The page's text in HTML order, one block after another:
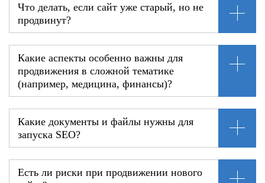
Что делать, если сайт уже старый, но не
продвинут?
Какие аспекты особенно важны для
продвижения в сложной тематике
(например, медицина, финансы)?
Какие документы и файлы нужны для
запуска SEO?
Есть ли риски при продвижении нового